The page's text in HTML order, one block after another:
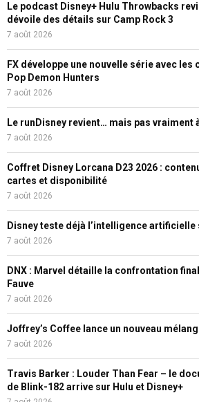
Le podcast Disney+ Hulu Throwbacks
dévoile des détails sur Camp Rock 3
7 août 2026
FX développe une nouvelle série avec
Pop Demon Hunters
7 août 2026
Le runDisney revient… mais pas vraiment
7 août 2026
Coffret Disney Lorcana D23 2026 :
cartes et disponibilité
7 août 2026
Disney teste déjà l’intelligence artificielle
7 août 2026
DNX : Marvel détaille la confrontation
Fauve
7 août 2026
Joffrey’s Coffee lance un nouveau
7 août 2026
Travis Barker : Louder Than Fear – le
de Blink-182 arrive sur Hulu et Disney+